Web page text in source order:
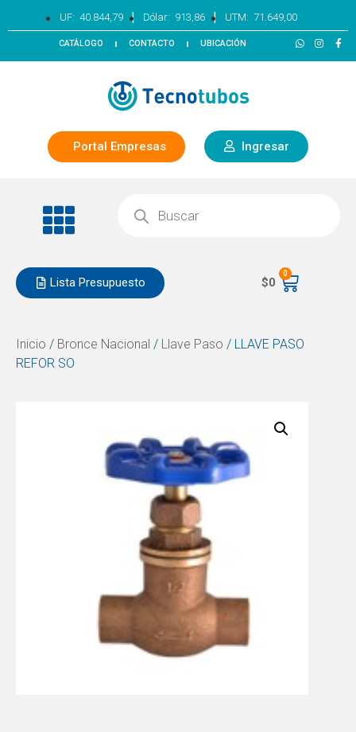
UF: 40.844,79 | Dólar: 913,86 | UTM: 71.649,00
CATÁLOGO CONTACTO UBICACIÓN
Portal Empresas Ingresar
Lista Presupuesto $0
0
Inicio / Bronce Nacional / Llave Paso / LLAVE PASO
REFOR SO